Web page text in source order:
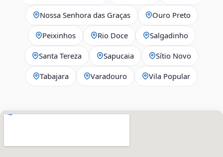
Nossa Senhora das Graças Ouro Preto
Peixinhos Rio Doce Salgadinho
Santa Tereza Sapucaia Sítio Novo
Tabajara Varadouro Vila Popular